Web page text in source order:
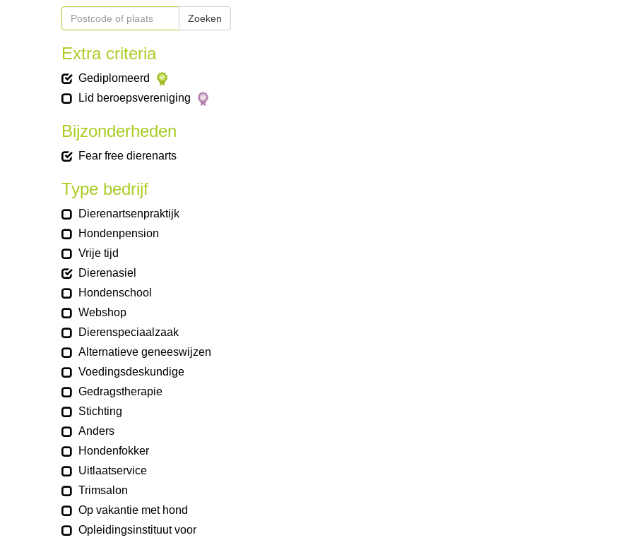
Zoeken
Extra criteria
Gediplomeerd
Lid beroepsvereniging
Bijzonderheden
Fear free dierenarts
Type bedrijf
Dierenartsenpraktijk
Hondenpension
Vrije tijd
Dierenasiel
Hondenschool
Webshop
Dierenspeciaalzaak
Alternatieve geneeswijzen
Voedingsdeskundige
Gedragstherapie
Stichting
Anders
Hondenfokker
Uitlaatservice
Trimsalon
Op vakantie met hond
Opleidingsinstituut voor